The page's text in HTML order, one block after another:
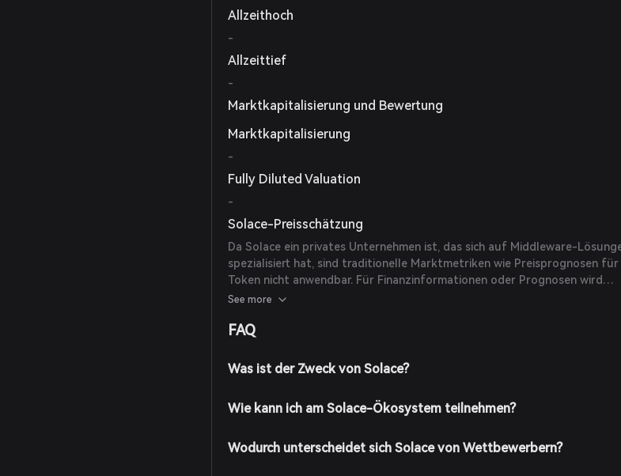
Allzeithoch
-
Allzeittief
-
Marktkapitalisierung und Bewertung
Marktkapitalisierung
-
Fully Diluted Valuation
-
Solace-Preisschätzung
Da Solace ein privates Unternehmen ist, das sich auf Middleware-
spezialisiert hat, sind traditionelle Marktmetriken wie Preisprognosen für
Token nicht anwendbar. Für Finanzinformationen oder Prognosen wird
empfohlen, offizielle Firmenberichte oder Finanzanalysten zu konsultieren.
See more
FAQ
Was ist der Zweck von Solace?
Wie kann ich am Solace-Ökosystem teilnehmen?
Wodurch unterscheidet sich Solace von Wettbewerbern?